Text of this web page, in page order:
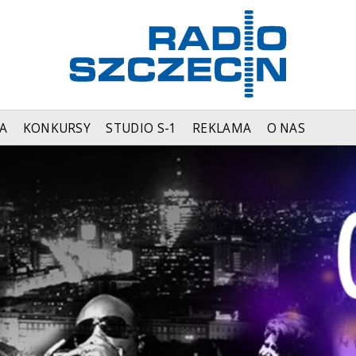
KONKURSY STUDIO S-1 REKLAMA O NAS